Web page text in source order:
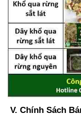
V. Chính Sách